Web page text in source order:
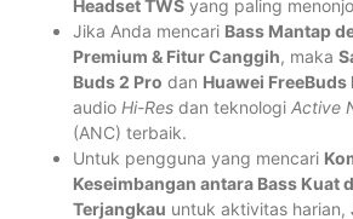
Headset TWS yang paling
Jika Anda mencari Bass Mantap
Premium & Fitur Canggih, maka
Buds 2 Pro dan Huawei FreeBuds
audio Hi-Res dan teknologi Active
(ANC) terbaik.
Untuk pengguna yang mencari
Keseimbangan antara Bass Kuat
Terjangkau untuk aktivitas harian,